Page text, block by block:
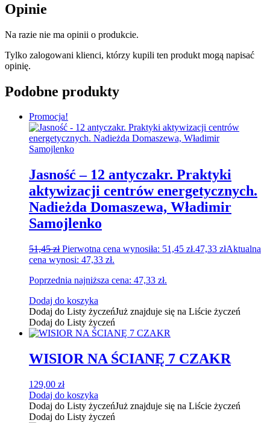
Opinie
Na razie nie ma opinii o produkcie.
Tylko zalogowani klienci, którzy kupili ten produkt mogą napisać
opinię.
Podobne produkty
Promocja!
Jasność – 12 antyczakr. Praktyki
aktywizacji centrów energetycznych.
Nadieżda Domaszewa, Władimir
Samojlenko
51,45zł Pierwotna cena wynosiła: 51,45 zł.47,33 złAktualna
cena wynosi: 47,33 zł.
Poprzednia najniższa cena: 47,33 zł.
Dodaj do koszyka
Dodaj do Listy życzeńJuż znajduje się na Liście życzeń
Dodaj do Listy życzeń
WISIOR NA ŚCIANĘ 7 CZAKR
129,00 zł
Dodaj do koszyka
Dodaj do Listy życzeńJuż znajduje się na Liście życzeń
Dodaj do Listy życzeń